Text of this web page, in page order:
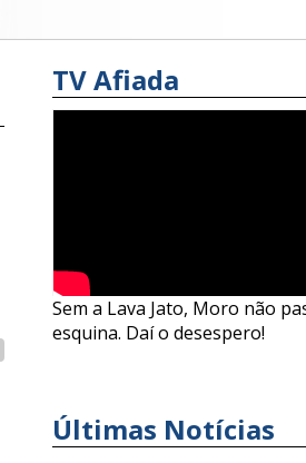
TV Afiada
Sem a Lava Jato, Moro não
esquina. Daí o desespero!
Últimas Notícias